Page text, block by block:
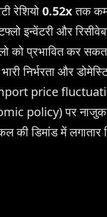
रेशियो0.52xतक कम
इन्वेंटरी और
को प्रभावित कर
और
price
policy) पर
की डिमांड में